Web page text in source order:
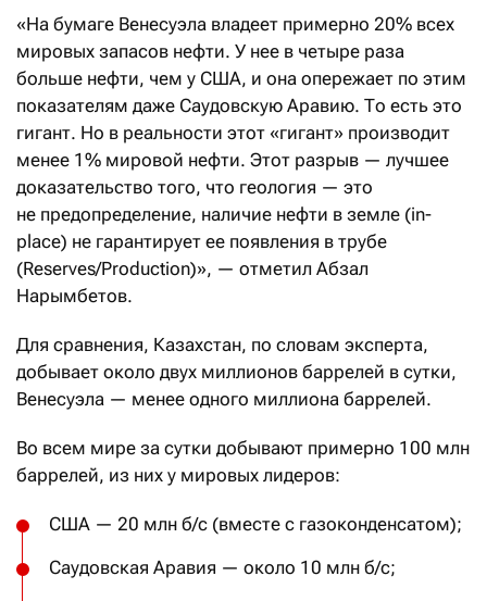
«На бумаге Венесуэла владеет примерно 20% всех
мировых запасов нефти. У нее в четыре раза
больше нефти, чем у США, и она опережает по этим
показателям даже Саудовскую Аравию. То есть это
гигант. Но в реальности этот «гигант» производит
менее 1% мировой нефти. Этот разрыв — лучшее
доказательство того, что геология — это
не предопределение, наличие нефти в земле (in-
place) не гарантирует ее появления в трубе
(Reserves/Production)», — отметил Абзал
Нарымбетов.
Для сравнения, Казахстан, по словам эксперта,
добывает около двух миллионов баррелей в сутки,
Венесуэла — менее одного миллиона баррелей.
Во всем мире за сутки добывают примерно 100 млн
баррелей, из них у мировых лидеров:
США — 20 млн б/с (вместе с газоконденсатом);
Саудовская Аравия — около 10 млн б/с;